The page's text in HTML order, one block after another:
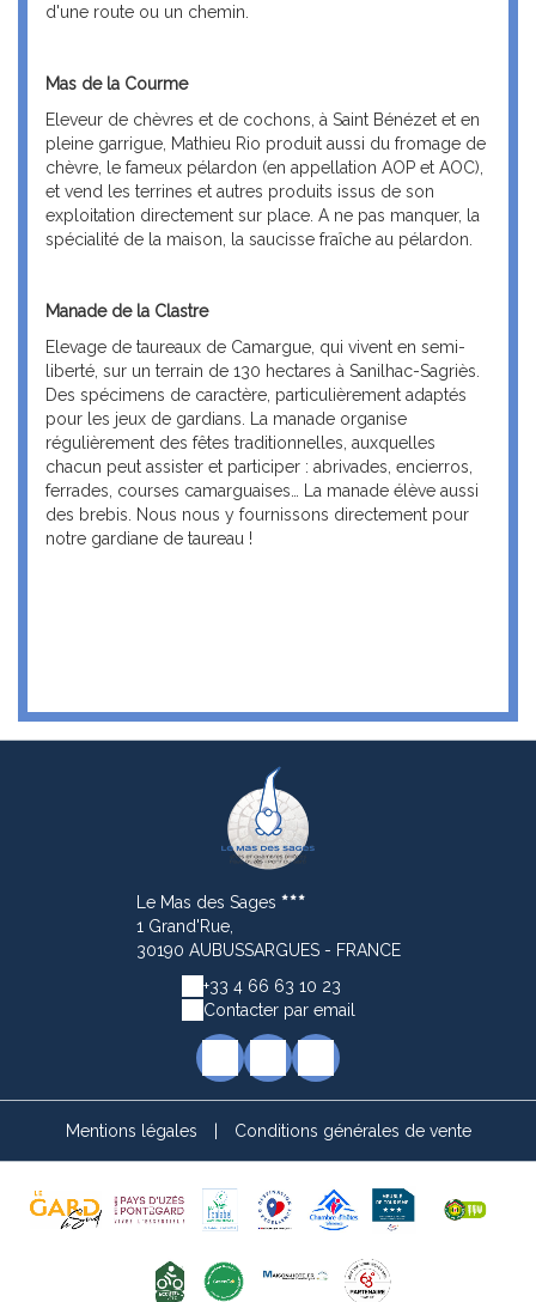
d'une route ou un chemin.
Mas de la Courme
Eleveur de chèvres et de cochons, à Saint Bénézet et en
pleine garrigue, Mathieu Rio produit aussi du fromage de
chèvre, le fameux pélardon (en appellation AOP et AOC),
et vend les terrines et autres produits issus de son
exploitation directement sur place. A ne pas manquer, la
spécialité de la maison, la saucisse fraîche au pélardon.
Manade de la Clastre
Elevage de taureaux de Camargue, qui vivent en semi-
liberté, sur un terrain de 130 hectares à Sanilhac-Sagriès.
Des spécimens de caractère, particulièrement adaptés
pour les jeux de gardians. La manade organise
régulièrement des fêtes traditionnelles, auxquelles
chacun peut assister et participer : abrivades, encierros,
ferrades, courses camarguaises… La manade élève aussi
des brebis. Nous nous y fournissons directement pour
notre gardiane de taureau !
Le Mas des Sages
1 Grand'Rue,
30190 AUBUSSARGUES - FRANCE
+33 4 66 63 10 23
Contacter par email
Mentions légales Conditions générales de vente